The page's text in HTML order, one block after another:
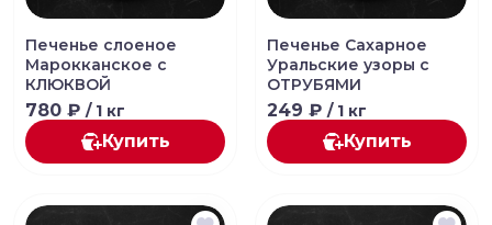
Печенье слоеное
Марокканское с
КЛЮКВОЙ
780 ₽ / 1 кг
Купить
Печенье Сахарное
Уральские узоры с
ОТРУБЯМИ
249 ₽ / 1 кг
Купить